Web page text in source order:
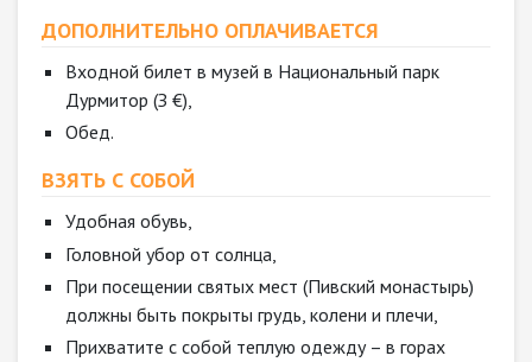
ДОПОЛНИТЕЛЬНО ОПЛАЧИВАЕТСЯ
Входной билет в музей в Национальный парк
Дурмитор (З €),
Обед.
ВЗЯТЬ С СОБОЙ
Удобная обувь,
Головной убор от солнца,
При посещении святых мест (Пивский монастырь)
должны быть покрыты грудь, колени и плечи,
Прихватите с собой теплую одежду – в горах